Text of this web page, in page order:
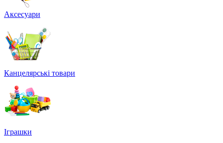
Аксесуари
Канцелярські товари
Іграшки